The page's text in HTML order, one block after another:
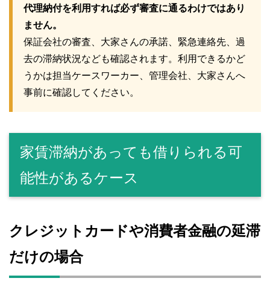
代理納付を利用すれば必ず審査に通るわけではあり
ません。
保証会社の審査、大家さんの承諾、緊急連絡先、過
去の滞納状況なども確認されます。利用できるかど
うかは担当ケースワーカー、管理会社、大家さんへ
事前に確認してください。
家賃滞納があっても借りられる可
能性があるケース
クレジットカードや消費者金融の延滞
だけの場合